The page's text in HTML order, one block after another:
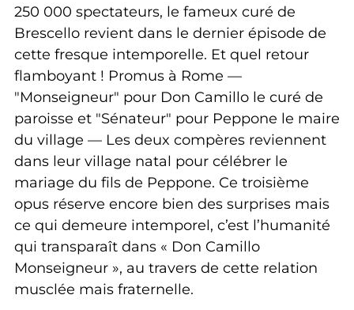
250 000 spectateurs, le fameux curé de
Brescello revient dans le dernier épisode de
cette fresque intemporelle. Et quel retour
flamboyant ! Promus à Rome —
"Monseigneur" pour Don Camillo le curé de
paroisse et "Sénateur" pour Peppone le maire
du village — Les deux compères reviennent
dans leur village natal pour célébrer le
mariage du fils de Peppone. Ce troisième
opus réserve encore bien des surprises mais
ce qui demeure intemporel, c’est l’humanité
qui transparaît dans « Don Camillo
Monseigneur », au travers de cette relation
musclée mais fraternelle.